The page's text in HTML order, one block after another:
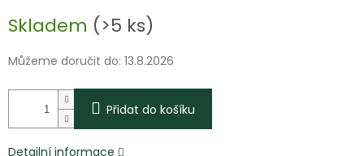
cena:
Skladem (>5 ks)
Můžeme doručit do: 13.8.2026
Přidat do košíku
Detailní informace